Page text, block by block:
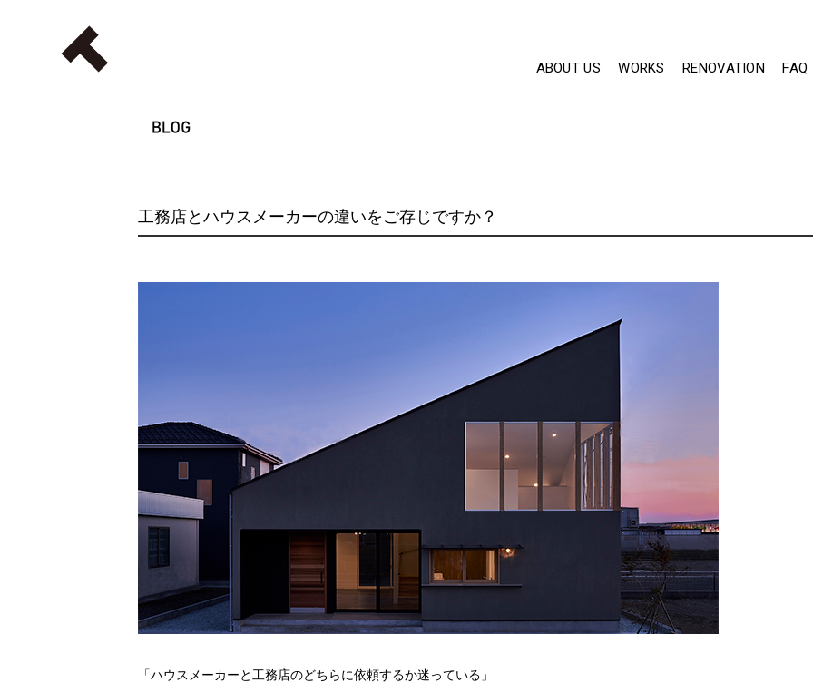
ABOUT US WORKS RENOVATION FAQ
工務店とハウスメーカーの違いをご存じですか？
「ハウスメーカーと工務店のどちらに依頼するか迷っている」